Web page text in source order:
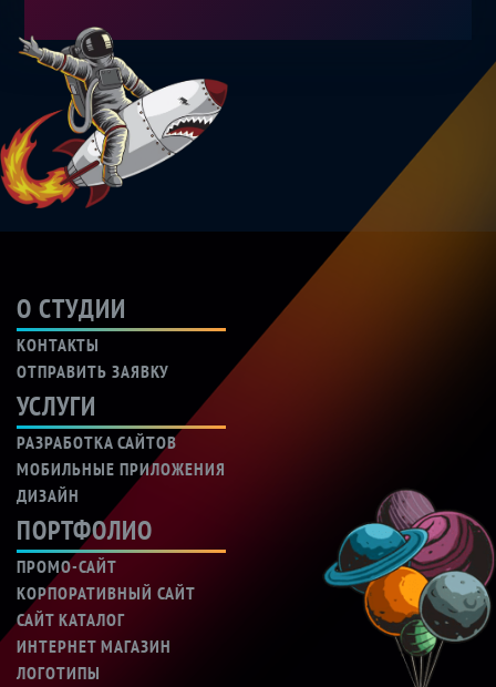
О СТУДИИ
КОНТАКТЫ
ОТПРАВИТЬ ЗАЯВКУ
УСЛУГИ
РАЗРАБОТКА САЙТОВ
МОБИЛЬНЫЕ ПРИЛОЖЕНИЯ
ДИЗАЙН
ПОРТФОЛИО
ПРОМО-САЙТ
КОРПОРАТИВНЫЙ САЙТ
САЙТ КАТАЛОГ
ИНТЕРНЕТ МАГАЗИН
ЛОГОТИПЫ